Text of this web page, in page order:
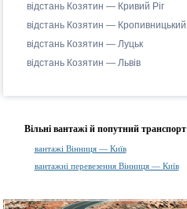
відстань Козятин — Кривий Ріг
відстань Козятин — Кропивницький
відстань Козятин — Луцьк
відстань Козятин — Львів
Вільні вантажі й попутний транспорт
вантажі Вінниця — Київ
вантажні перевезення Вінниця — Київ